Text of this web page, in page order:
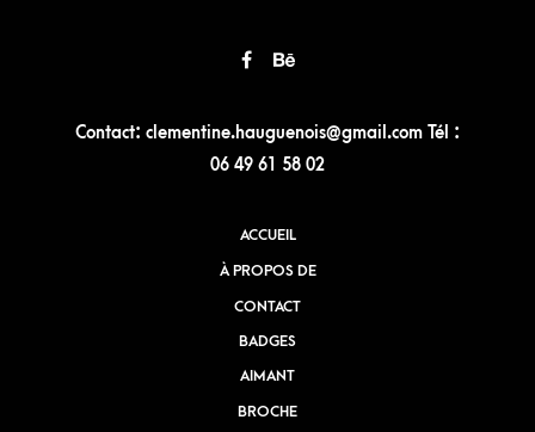
Contact: clementine.hauguenois@gmail.com Tél :
06 49 61 58 02
ACCUEIL
À PROPOS DE
CONTACT
BADGES
AIMANT
BROCHE